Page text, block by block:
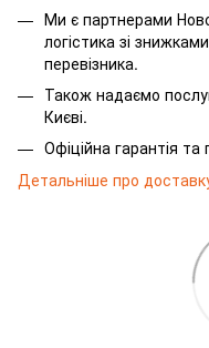
Ми є партнерами
логістика зі
перевізника.
Також надаємо
Києві.
Офіційна гарантія
Детальніше про